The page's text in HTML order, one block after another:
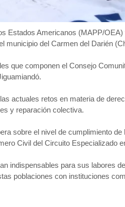
Estados Americanos (MAPP/
municipio del Carmen del Darién
que componen el Consejo
actuales retos en materia de
y reparación colectiva.
sobre el nivel de cumplimiento
Civil del Circuito Especializado
indispensables para sus labores
poblaciones con instituciones